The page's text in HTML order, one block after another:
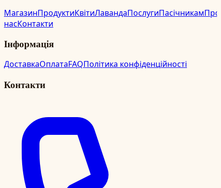
МагазинПродуктиКвітиЛавандаПослугиПасічникамПро
насКонтакти
Інформація
ДоставкаОплатаFAQПолітика конфіденційності
Контакти